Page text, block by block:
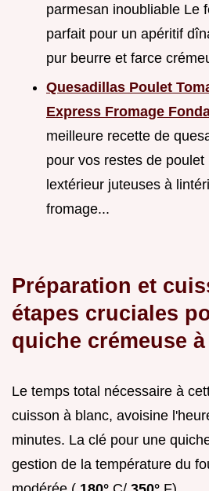
parmesan inoubliable Le
parfait pour un apéritif
pur beurre et farce
Quesadillas Poulet
Express Fromage
meilleure recette de
pour vos restes de
lextérieur juteuses à
fromage...
Préparation et
étapes cruciales
quiche crémeuse
Le temps total nécessaire à
cuisson à blanc, avoisine
minutes. La clé pour une
gestion de la température du